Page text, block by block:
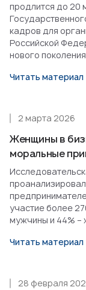
продлится до 20
кадров для
Российской
нового
Читать материал
Женщины в
моральные
2 марта 2026
участие более
мужчины и 44% –
Читать материал
28 февраля